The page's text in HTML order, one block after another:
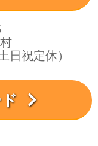
日祝定休）